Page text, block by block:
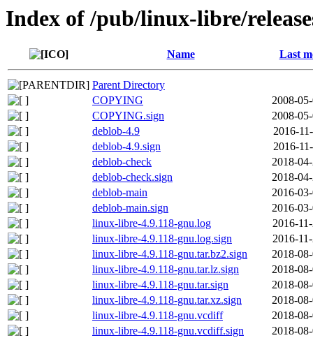
Index of /pub/linux-libre/
Name Last
Parent Directory
COPYING
2008-
COPYING.sign
2008-
deblob-4.9
2016-
deblob-4.9.sign
2016-
deblob-check
2018-
deblob-check.sign
2018-
deblob-main
2016-
deblob-main.sign
2016-
linux-libre-4.9.118-gnu.log
2016-
linux-libre-4.9.118-gnu.log.sign
2016-
linux-libre-4.9.118-gnu.tar.bz2.sign
2018-
linux-libre-4.9.118-gnu.tar.lz.sign
2018-
linux-libre-4.9.118-gnu.tar.sign
2018-
linux-libre-4.9.118-gnu.tar.xz.sign
2018-
linux-libre-4.9.118-gnu.vcdiff
2018-
linux-libre-4.9.118-gnu.vcdiff.sign
2018-